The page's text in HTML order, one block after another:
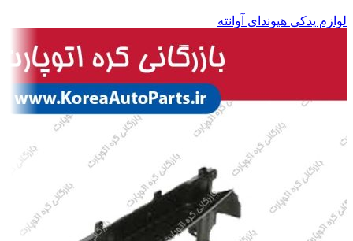
لوازم یدکی هیوندای آوانته